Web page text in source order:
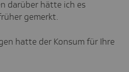
darüber hätte ich es
gemerkt.
hatte der Konsum für Ihre